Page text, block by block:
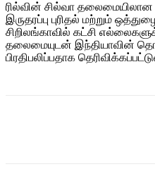
ரில்வின் சில்வா தலைமையிலான
இருதரப்பு புரிதல் மற்றும்
சிறிலங்காவில் கட்சி
தலைமையுடன் இந்தியாவின்
பிரதிபலிப்பதாக